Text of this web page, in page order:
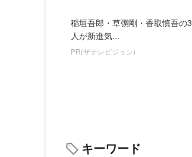
稲垣吾郎・草彅剛・香取慎吾の3
人が新進気...
PR(ザテレビジョン)
キーワード